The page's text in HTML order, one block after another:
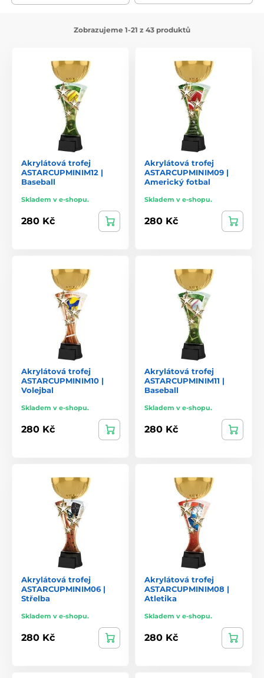
Zobrazujeme 1-21 z 43 produktů
Akrylátová trofej
ASTARCUPMINIM12 |
Baseball
Skladem v e-shopu.
280 Kč
Akrylátová trofej
ASTARCUPMINIM09 |
Americký fotbal
Skladem v e-shopu.
280 Kč
Akrylátová trofej
ASTARCUPMINIM10 |
Volejbal
Skladem v e-shopu.
280 Kč
Akrylátová trofej
ASTARCUPMINIM11 |
Baseball
Skladem v e-shopu.
280 Kč
Akrylátová trofej
ASTARCUPMINIM06 |
Střelba
Skladem v e-shopu.
280 Kč
Akrylátová trofej
ASTARCUPMINIM08 |
Atletika
Skladem v e-shopu.
280 Kč